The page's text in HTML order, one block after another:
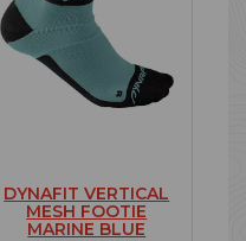
DYNAFIT VERTICAL
MESH FOOTIE
MARINE BLUE